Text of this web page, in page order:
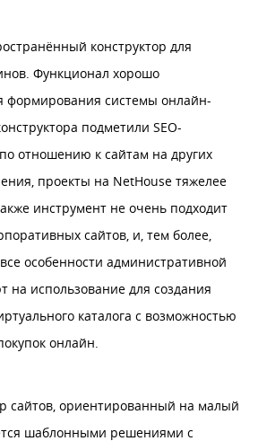
конструктор для
Функционал хорошо
формирования системы онлайн-
подметили SEO-
отношению к сайтам на других
проекты на NetHouse тяжелее
инструмент не очень подходит
сайтов, и, тем более,
особенности административной
на использование для создания
каталога с возможностью
онлайн.
сайтов, ориентированный на малый
шаблонными решениями с